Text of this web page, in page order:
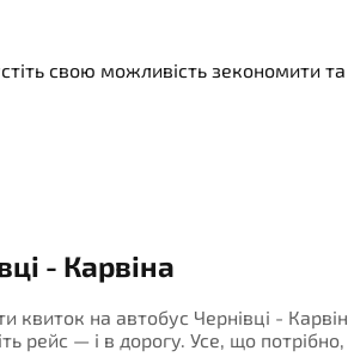
свою можливість зекономити
- Карвіна
квиток на автобус Чернівці -
рейс — і в дорогу. Усе, що